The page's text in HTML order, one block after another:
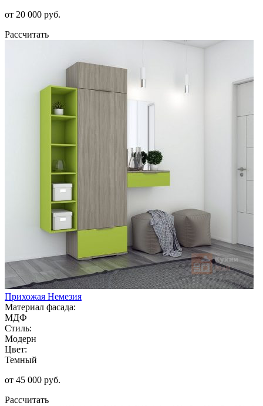
от 20 000 руб.
Рассчитать
Прихожая Немезия
Материал фасада:
МДФ
Стиль:
Модерн
Цвет:
Темный
от 45 000 руб.
Рассчитать